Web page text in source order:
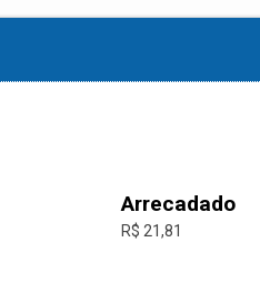
Arrecadado
R$ 21,81